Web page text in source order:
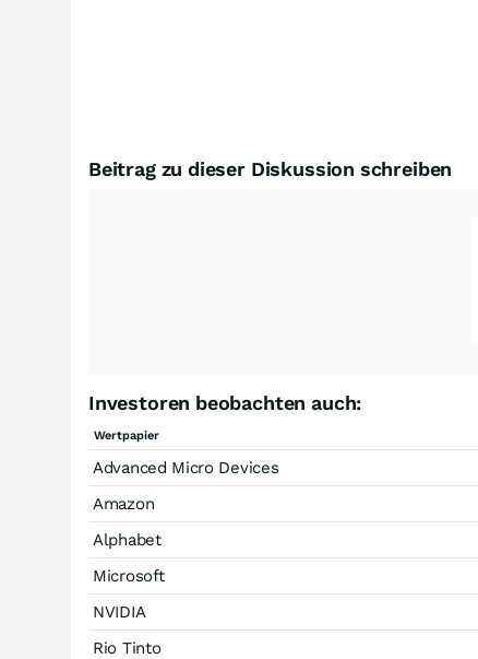
Beitrag zu dieser Diskussion schreiben
Investoren beobachten auch:
Wertpapier
Advanced Micro Devices
Amazon
Alphabet
Microsoft
NVIDIA
Rio Tinto